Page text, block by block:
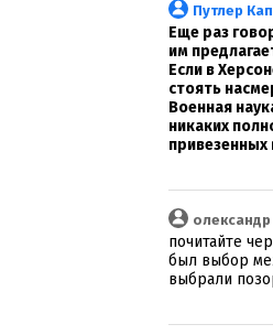
Путлер
Еще раз
им
Если в
стоять
Военная
никаких
привезенных
почитайте
был выбор
выбрали